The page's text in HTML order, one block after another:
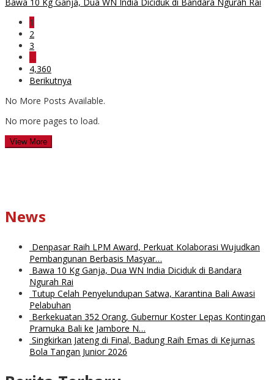
1
2
3
…
4,360
Berikutnya
No More Posts Available.
No more pages to load.
View More
News
Denpasar Raih LPM Award, Perkuat Kolaborasi Wujudkan
Pembangunan Berbasis Masyar…
Bawa 10 Kg Ganja, Dua WN India Diciduk di Bandara
Ngurah Rai
Tutup Celah Penyelundupan Satwa, Karantina Bali Awasi
Pelabuhan
Berkekuatan 352 Orang, Gubernur Koster Lepas Kontingan
Pramuka Bali ke Jambore N…
Singkirkan Jateng di Final, Badung Raih Emas di Kejurnas
Bola Tangan Junior 2026